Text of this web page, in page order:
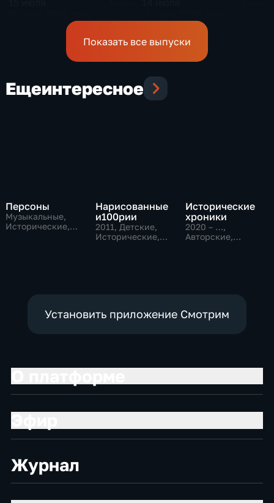
Показать все выпуски
Ещеинтересное
Персоны
Музыкальные,
Исторические,
Нарисованные
и100рии
2011, Детские,
Исторические,
Исторические
хроники
2020 – …,
Авторские,
Установить приложение Смотрим
Журнал